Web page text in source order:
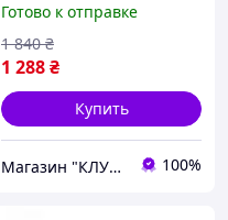
Готово к отправке
1 288₴
1 840 ₴
Купить
Магазин "КЛУБ МАНДРІВНИКІВ" 100%